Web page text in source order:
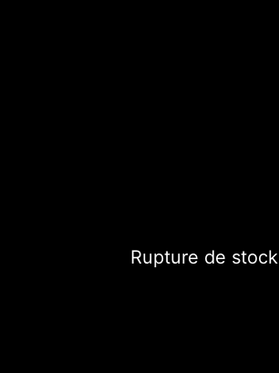
Rupture de stock